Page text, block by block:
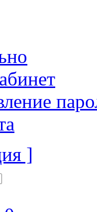
]